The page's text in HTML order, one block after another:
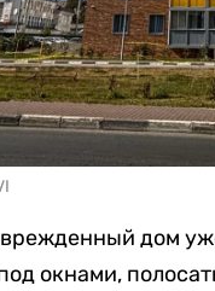
дом
окнами,